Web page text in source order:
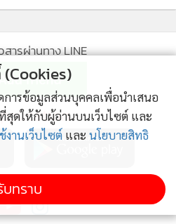
หิน เขตยานนาวา, ถนนฉลองกรุง
ลำมะขาม เขตลาดกระบัง, บริเวณ
ต่างๆ ในเขตประเวศ, ถนน
งคลองกรวย ซ.เจริญกรุง 57 จาก
ษฎร์, ถนนสาทรใต้ จากแยกวิทยุ
วาสราชนครินทร์ จากแยกนรินทร์
าสราชนครินทร์ 17 จากถนน
นางลิ้นจี่ และถนนสวนพลู จาก
เงิน เขตสาทร, บริเวณหน้าหมู่บ้าน
ารผ่านทาง LINE
MGR Online
(Cookies)
การข้อมูลส่วนบุคคลเพื่อนำเสนอ
ดให้กับผู้อ่านบนเว็บไซต์ และ
งานเว็บไซต์ และ นโยบายสิทธิ
บทราบ